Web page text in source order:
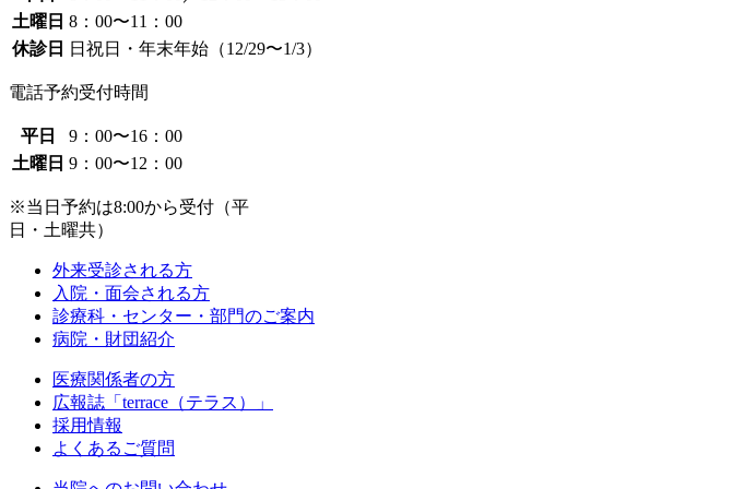
土曜日 8：00〜11：00
休診日
日祝日・年末年始（12/29〜1/3）
電話予約受付時間
平日
9：00〜16：00
土曜日 9：00〜12：00
※当日予約は8:00から受付（平
日・土曜共）
外来受診される方
入院・面会される方
診療科・センター・部門のご案内
病院・財団紹介
医療関係者の方
広報誌「terrace（テラス）」
採用情報
よくあるご質問